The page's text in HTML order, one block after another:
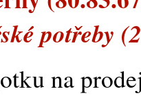
potřeby
na